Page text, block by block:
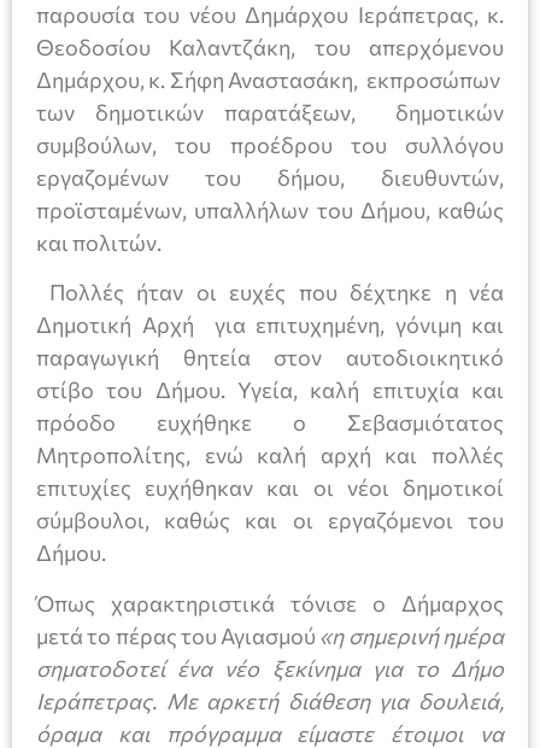
παρουσία του νέου Δημάρχου Ιεράπετρας, κ.
Θεοδοσίου Καλαντζάκη, του απερχόμενου
Δημάρχου, κ. Σήφη Αναστασάκη, εκπροσώπων
των δημοτικών παρατάξεων, δημοτικών
συμβούλων, του προέδρου του συλλόγου
εργαζομένων του δήμου, διευθυντών,
προϊσταμένων, υπαλλήλων του Δήμου, καθώς
και πολιτών.
Πολλές ήταν οι ευχές που δέχτηκε η νέα
Δημοτική Αρχή για επιτυχημένη, γόνιμη και
παραγωγική θητεία στον αυτοδιοικητικό
στίβο του Δήμου. Υγεία, καλή επιτυχία και
πρόοδο ευχήθηκε ο Σεβασμιότατος
Μητροπολίτης, ενώ καλή αρχή και πολλές
επιτυχίες ευχήθηκαν και οι νέοι δημοτικοί
σύμβουλοι, καθώς και οι εργαζόμενοι του
Δήμου.
Όπως χαρακτηριστικά τόνισε ο Δήμαρχος
μετά το πέρας του Αγιασμού «η σημερινή ημέρα
σηματοδοτεί ένα νέο ξεκίνημα για το Δήμο
Ιεράπετρας. Με αρκετή διάθεση για δουλειά,
όραμα και πρόγραμμα είμαστε έτοιμοι να